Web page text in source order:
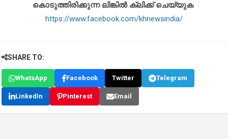
കൊടുത്തിരിക്കുന്ന ലിങ്കിൽ ക്ലിക്ക് ചെയ്യുക
https://www.facebook.com/khnewsindia/
SHARE TO:
WhatsApp Facebook Twitter Telegram
LinkedIn Pinterest Email